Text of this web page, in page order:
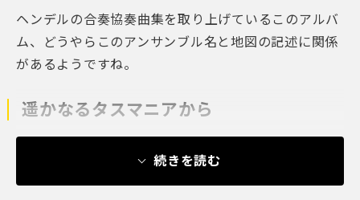
ヘンデルの合奏協奏曲集を取り上げているこのアルバ
ム、どうやらこのアンサンブル名と地図の記述に関係
があるようですね。
遥かなるタスマニアから
続きを読む